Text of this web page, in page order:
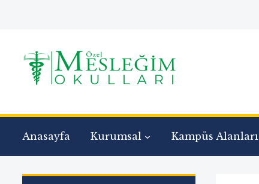
Anasayfa Kurumsal Kampüs Alanları